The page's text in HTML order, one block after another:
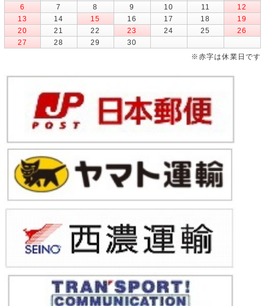
6
7 8 9 10 11
12
13
14 15 16 17 18
19
20
21 22 23 24 25
26
27
28 29
30
※赤字は休業日です